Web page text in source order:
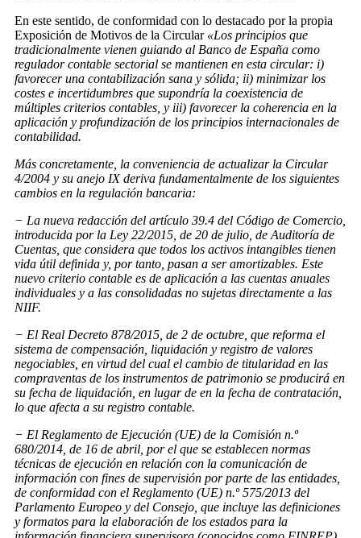
En este sentido, de conformidad con lo destacado por la propia
Exposición de Motivos de la Circular «Los principios que
tradicionalmente vienen guiando al Banco de España como
regulador contable sectorial se mantienen en esta circular: i)
favorecer una contabilización sana y sólida; ii) minimizar los
costes e incertidumbres que supondría la coexistencia de
múltiples criterios contables, y iii) favorecer la coherencia en la
aplicación y profundización de los principios internacionales de
contabilidad.
Más concretamente, la conveniencia de actualizar la Circular
4/2004 y su anejo IX deriva fundamentalmente de los siguientes
cambios en la regulación bancaria:
− La nueva redacción del artículo 39.4 del Código de Comercio,
introducida por la Ley 22/2015, de 20 de julio, de Auditoría de
Cuentas, que considera que todos los activos intangibles tienen
vida útil definida y, por tanto, pasan a ser amortizables. Este
nuevo criterio contable es de aplicación a las cuentas anuales
individuales y a las consolidadas no sujetas directamente a las
NIIF.
− El Real Decreto 878/2015, de 2 de octubre, que reforma el
sistema de compensación, liquidación y registro de valores
negociables, en virtud del cual el cambio de titularidad en las
compraventas de los instrumentos de patrimonio se producirá en
su fecha de liquidación, en lugar de en la fecha de contratación,
lo que afecta a su registro contable.
− El Reglamento de Ejecución (UE) de la Comisión n.º
680/2014, de 16 de abril, por el que se establecen normas
técnicas de ejecución en relación con la comunicación de
información con fines de supervisión por parte de las entidades,
de conformidad con el Reglamento (UE) n.º 575/2013 del
Parlamento Europeo y del Consejo, que incluye las definiciones
y formatos para la elaboración de los estados para la